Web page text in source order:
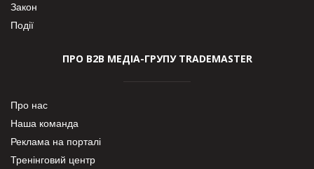
Закон
Події
ПРО В2В МЕДІА-ГРУПУ TRADEMASTER
Про нас
Наша команда
Реклама на порталі
Тренінговий центр